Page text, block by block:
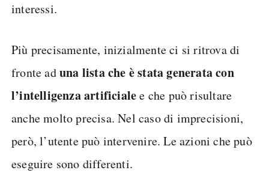
interessi.
Più precisamente, inizialmente ci si ritrova di
fronte aduna lista che è stata generata con
l’intelligenza artificialee che può risultare
anche molto precisa. Nel caso di imprecisioni,
però, l’utente può intervenire. Le azioni che può
eseguire sono differenti.